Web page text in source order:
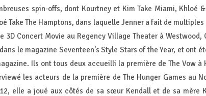
spin-offs, dont Kourtney et Kim Take Miami, Khloé
Take The Hamptons, dans laquelle Jenner a fait de
3D Concert Movie au Regency Village Theater à
le magazine Seventeen's Style Stars of the Year, et ont
Ils ont tous deux accueilli la première de The Vow
les acteurs de la première de The Hunger Games au
elle a joué aux côtés de sa sœur Kendall et de sa mère